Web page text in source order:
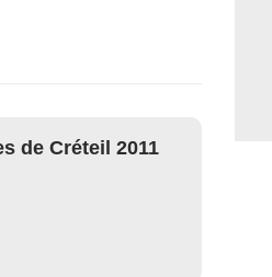
de Créteil 2011